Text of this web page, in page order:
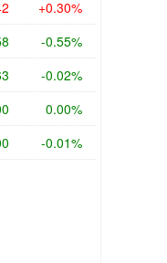
+0.30%
-0.55%
-0.02%
0.00%
-0.01%